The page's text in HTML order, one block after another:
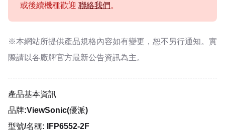
或後續機種歡迎 聯絡我們 。
※本網站所提供產品規格內容如有變更，恕不另行通知。實
際請以各廠牌官方最新公告資訊為主。
產品基本資訊
品牌:ViewSonic(優派)
型號/名稱: IFP6552-2F